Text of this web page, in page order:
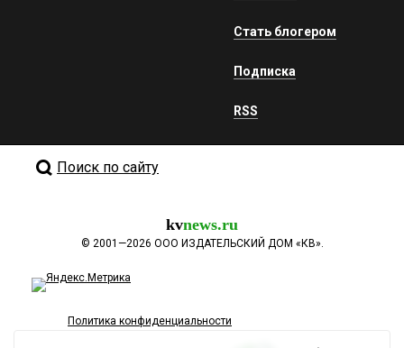
Стать блогером
Подписка
RSS
Поиск по сайту
kvnews.ru
© 2001—2026 ООО ИЗДАТЕЛЬСКИЙ ДОМ «КВ».
Политика конфиденциальности